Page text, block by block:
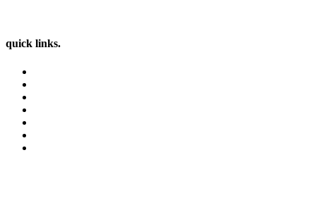
quick links.